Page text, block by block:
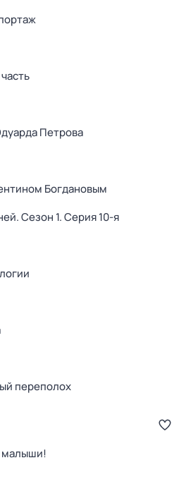
Петрова
Богдановым
. Сезон 1. Серия 10-я
переполох
малыши!